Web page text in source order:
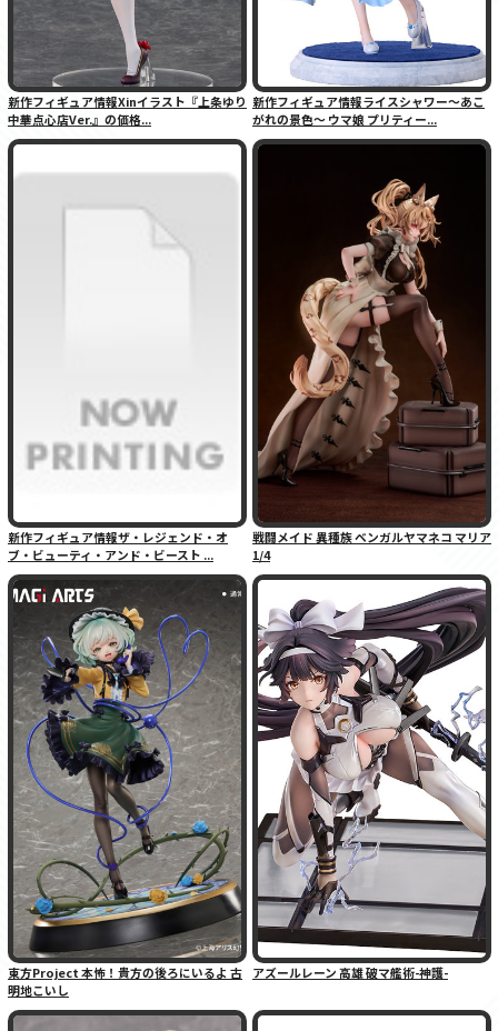
新作フィギュア情報Xinイラスト『上条ゆり
中華点心店Ver.』の価格...
新作フィギュア情報ライスシャワー〜あこ
がれの景色〜 ウマ娘 プリティー...
新作フィギュア情報ザ・レジェンド・オ
ブ・ビューティ・アンド・ビースト ...
戦闘メイド 異種族 ベンガルヤマネコ マリア
1/4
東方Project 本怖！貴方の後ろにいるよ 古
明地こいし
アズールレーン 高雄 破マ艦術-神護-